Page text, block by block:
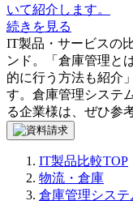
いて紹介します。
続きを見る
IT製品・サービスの
ンド。「 倉庫管理と
的に行う方法も紹介
す。 倉庫管理システ
る企業様は、ぜひ参
IT製品比較TOP
物流・倉庫
倉庫管理システ